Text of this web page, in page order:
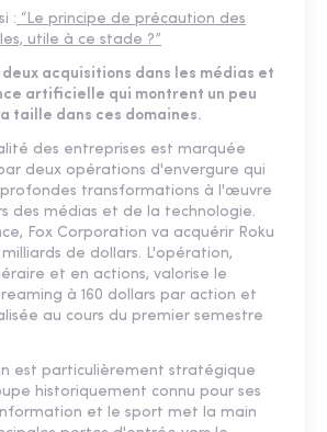
: “Le principe de précaution des
utile à ce stade ?”
acquisitions dans les médias et
artificielle qui montrent un peu
taille dans ces domaines.
des entreprises est marquée
deux opérations d'envergure qui
transformations à l'œuvre
des médias et de la technologie.
Fox Corporation va acquérir Roku
de dollars. L'opération,
et en actions, valorise le
à 160 dollars par action et
au cours du premier semestre
est particulièrement stratégique
historiquement connu pour ses
et le sport met la main